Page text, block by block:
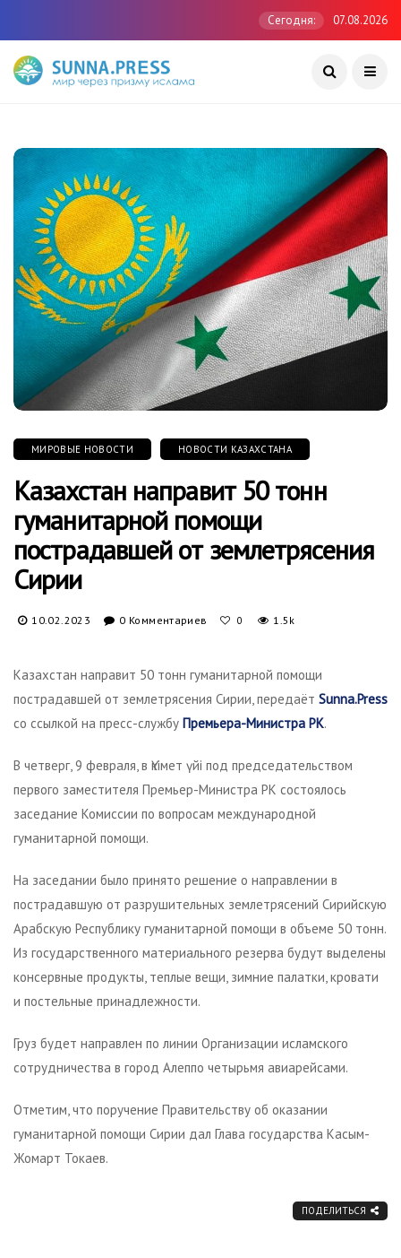
Сегодня: 07.08.2026
МИРОВЫЕ НОВОСТИ НОВОСТИ КАЗАХСТАНА
Казахстан направит 50 тонн
гуманитарной помощи
пострадавшей от землетрясения
Сирии
10.02.2023 0 Комментариев 0 1.5k
Казахстан направит 50 тонн гуманитарной помощи
пострадавшей от землетрясения Сирии, передаёт Sunna.Press
со ссылкой на пресс-службу Премьера-Министра РК.
В четверг, 9 февраля, в Үкімет үйі под председательством
первого заместителя Премьер-Министра РК состоялось
заседание Комиссии по вопросам международной
гуманитарной помощи.
На заседании было принято решение о направлении в
пострадавшую от разрушительных землетрясений Сирийскую
Арабскую Республику гуманитарной помощи в объеме 50 тонн.
Из государственного материального резерва будут выделены
консервные продукты, теплые вещи, зимние палатки, кровати
и постельные принадлежности.
Груз будет направлен по линии Организации исламского
сотрудничества в город Алеппо четырьмя авиарейсами.
Отметим, что поручение Правительству об оказании
гуманитарной помощи Сирии дал Глава государства Касым-
Жомарт Токаев.
ПОДЕЛИТЬСЯ